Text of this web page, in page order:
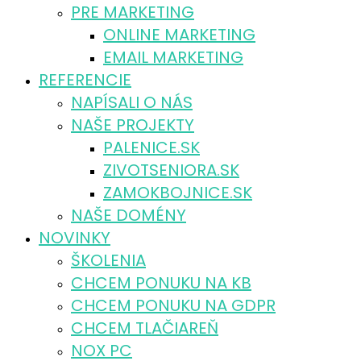
PRE MARKETING
ONLINE MARKETING
EMAIL MARKETING
REFERENCIE
NAPÍSALI O NÁS
NAŠE PROJEKTY
PALENICE.SK
ZIVOTSENIORA.SK
ZAMOKBOJNICE.SK
NAŠE DOMÉNY
NOVINKY
ŠKOLENIA
CHCEM PONUKU NA KB
CHCEM PONUKU NA GDPR
CHCEM TLAČIAREŇ
NOX PC